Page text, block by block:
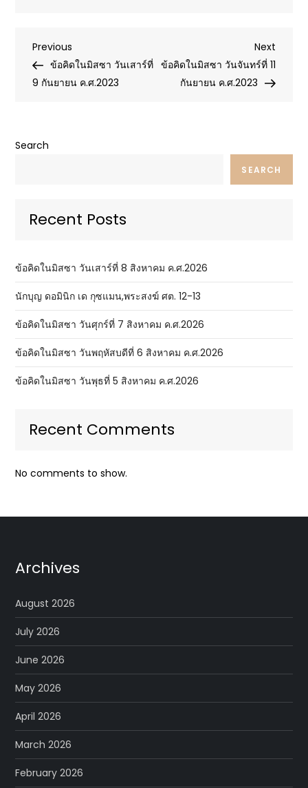
Post
navigation
Previous
Post
Previous
ข้อคิดในมิสซา วันเสาร์ที่
9 กันยายน ค.ศ.2023
Next
Post
Next
ข้อคิดในมิสซา วันจันทร์ที่ 11
กันยายน ค.ศ.2023
Search
SEARCH
Recent Posts
ข้อคิดในมิสซา วันเสาร์ที่ 8 สิงหาคม ค.ศ.2026
นักบุญ ดอมินิก เด กุซแมน,พระสงฆ์ ศต. 12-13
ข้อคิดในมิสซา วันศุกร์ที่ 7 สิงหาคม ค.ศ.2026
ข้อคิดในมิสซา วันพฤหัสบดีที่ 6 สิงหาคม ค.ศ.2026
ข้อคิดในมิสซา วันพุธที่ 5 สิงหาคม ค.ศ.2026
Recent Comments
No comments to show.
Archives
August 2026
July 2026
June 2026
May 2026
April 2026
March 2026
February 2026